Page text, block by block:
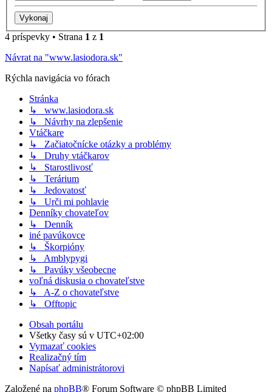
4 príspevky • Strana 1 z 1
Návrat na "www.lasiodora.sk"
Rýchla navigácia vo fórach
Stránka
↳ www.lasiodora.sk
↳ Návrhy na zlepšenie
Vtáčkare
↳ Začiatočnícke otázky a problémy
↳ Druhy vtáčkarov
↳ Starostlivosť
↳ Terárium
↳ Jedovatosť
↳ Urči mi pohlavie
Denníky chovateľov
↳ Denník
iné pavúkovce
↳ Škorpióny
↳ Amblypygi
↳ Pavúky všeobecne
voľná diskusia o chovateľstve
↳ A-Z o chovateľstve
↳ Offtopic
Obsah portálu
Všetky časy sú v UTC+02:00
Vymazať cookies
Realizačný tím
Napísať administrátorovi
Založené na phpBB® Forum Software © phpBB Limited